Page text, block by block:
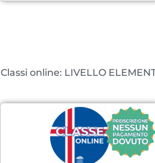
Classi online: LIVELLO